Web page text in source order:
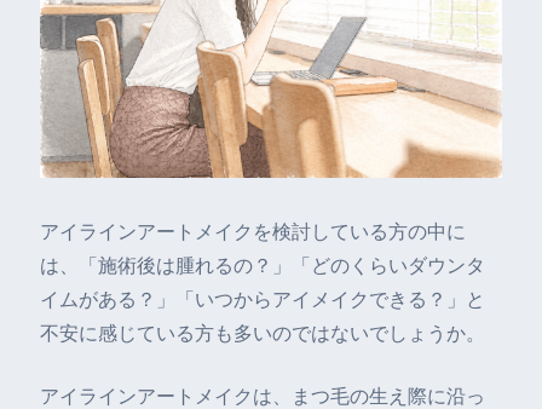
アイラインアートメイクを検討している方の中に
は、「施術後は腫れるの？」「どのくらいダウンタ
イムがある？」「いつからアイメイクできる？」と
不安に感じている方も多いのではないでしょうか。
アイラインアートメイクは、まつ毛の生え際に沿っ